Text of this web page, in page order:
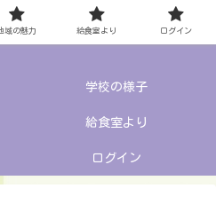
学校の様子
給食室より
ログイン
域の魅力 給食室より ログイン